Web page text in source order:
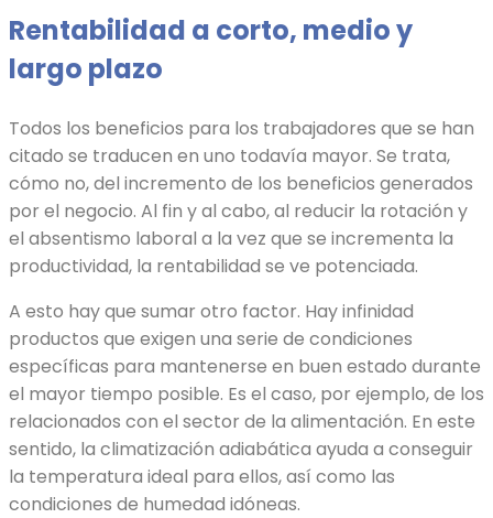
Rentabilidad a corto, medio y
largo plazo
Todos los beneficios para los trabajadores que se han
citado se traducen en uno todavía mayor. Se trata,
cómo no, del incremento de los beneficios generados
por el negocio. Al fin y al cabo, al reducir la rotación y
el absentismo laboral a la vez que se incrementa la
productividad, la rentabilidad se ve potenciada.
A esto hay que sumar otro factor. Hay infinidad
productos que exigen una serie de condiciones
específicas para mantenerse en buen estado durante
el mayor tiempo posible. Es el caso, por ejemplo, de los
relacionados con el sector de la alimentación. En este
sentido, la climatización adiabática ayuda a conseguir
la temperatura ideal para ellos, así como las
condiciones de humedad idóneas.